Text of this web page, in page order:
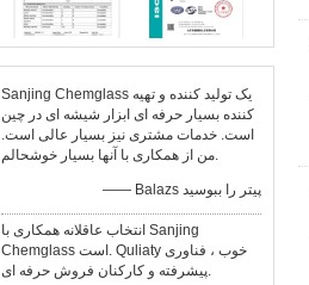
Sanjing Chemglass یک تولید کننده و تهیه
کننده بسیار حرفه ای ابزار شیشه ای در چین
است. خدمات مشتری نیز بسیار عالی است.
من از همکاری با آنها بسیار خوشحالم.
—— Balazs پیتر را ببوسید
انتخاب عاقلانه همکاری با Sanjing
Chemglass است. Quliaty خوب ، فناوری
پیشرفته و کارکنان فروش حرفه ای.